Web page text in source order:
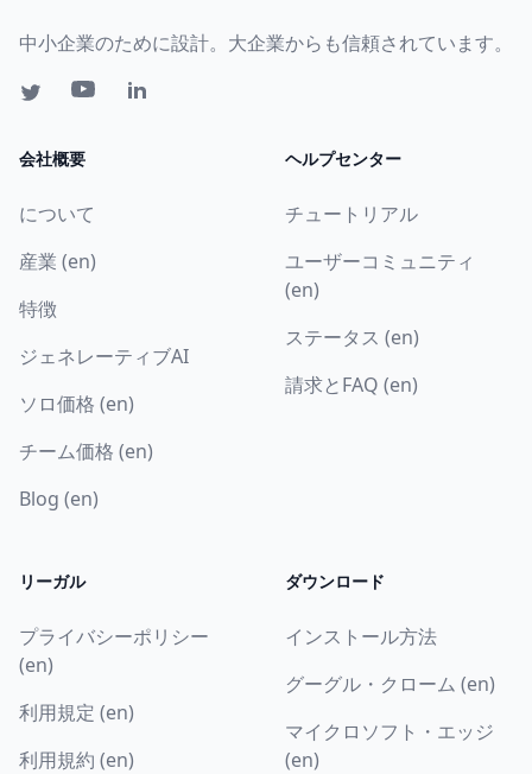
中小企業のために設計。大企業からも信頼されています。
会社概要
について
産業 (en)
特徴
ジェネレーティブAI
ソロ価格 (en)
チーム価格 (en)
Blog (en)
ヘルプセンター
チュートリアル
ユーザーコミュニティ
(en)
ステータス (en)
請求とFAQ (en)
リーガル
プライバシーポリシー
(en)
利用規定 (en)
利用規約 (en)
ダウンロード
インストール方法
グーグル・クローム (en)
マイクロソフト・エッジ
(en)